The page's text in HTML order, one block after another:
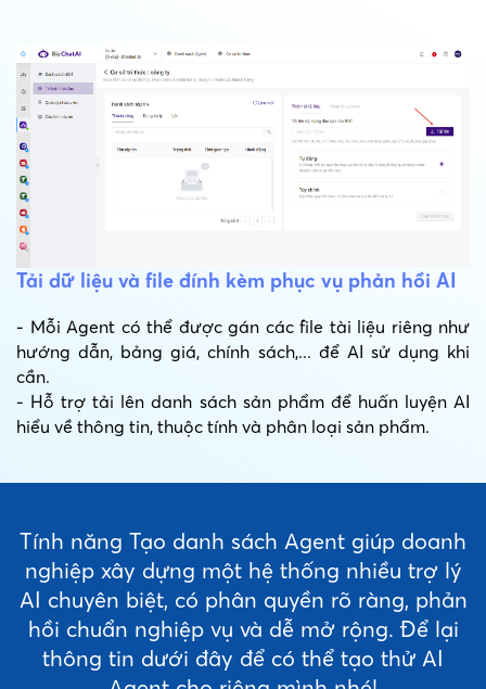
Tải dữ liệu và file đính kèm phục vụ phản hồi AI
- Mỗi Agent có thể được gán các file tài liệu riêng như
hướng dẫn, bảng giá, chính sách,... để AI sử dụng khi
cần.
- Hỗ trợ tải lên danh sách sản phẩm để huấn luyện AI
hiểu về thông tin, thuộc tính và phân loại sản phẩm.
Tính năng Tạo danh sách Agent giúp doanh
nghiệp xây dựng một hệ thống nhiều trợ lý
AI chuyên biệt, có phân quyền rõ ràng, phản
hồi chuẩn nghiệp vụ và dễ mở rộng. Để lại
thông tin dưới đây để có thể tạo thử AI